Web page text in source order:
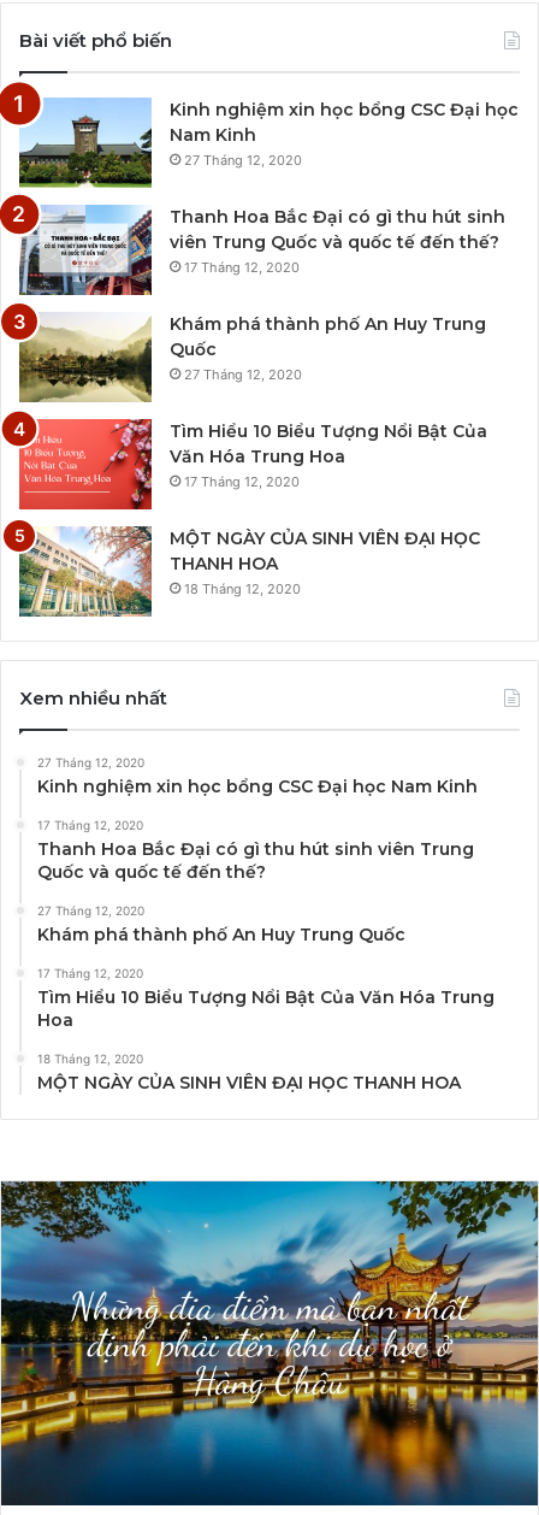
Bài viết phổ biến
Kinh nghiệm xin học bổng CSC Đại học
Nam Kinh
27 Tháng 12, 2020
Thanh Hoa Bắc Đại có gì thu hút sinh
viên Trung Quốc và quốc tế đến thế?
17 Tháng 12, 2020
Khám phá thành phố An Huy Trung
Quốc
27 Tháng 12, 2020
Tìm Hiểu 10 Biểu Tượng Nổi Bật Của
Văn Hóa Trung Hoa
17 Tháng 12, 2020
MỘT NGÀY CỦA SINH VIÊN ĐẠI HỌC
THANH HOA
18 Tháng 12, 2020
Xem nhiều nhất
27 Tháng 12, 2020
Kinh nghiệm xin học bổng CSC Đại học Nam Kinh
17 Tháng 12, 2020
Thanh Hoa Bắc Đại có gì thu hút sinh viên Trung
Quốc và quốc tế đến thế?
27 Tháng 12, 2020
Khám phá thành phố An Huy Trung Quốc
17 Tháng 12, 2020
Tìm Hiểu 10 Biểu Tượng Nổi Bật Của Văn Hóa Trung
Hoa
18 Tháng 12, 2020
MỘT NGÀY CỦA SINH VIÊN ĐẠI HỌC THANH HOA